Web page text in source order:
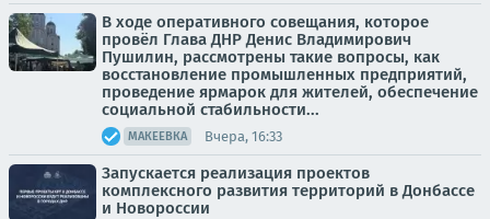
В ходе оперативного совещания, которое
провёл Глава ДНР Денис Владимирович
Пушилин, рассмотрены такие вопросы, как
восстановление промышленных предприятий,
проведение ярмарок для жителей, обеспечение
социальной стабильности...
МАКЕЕВКА Вчера, 16:33
Запускается реализация проектов
комплексного развития территорий в Донбассе
и Новороссии